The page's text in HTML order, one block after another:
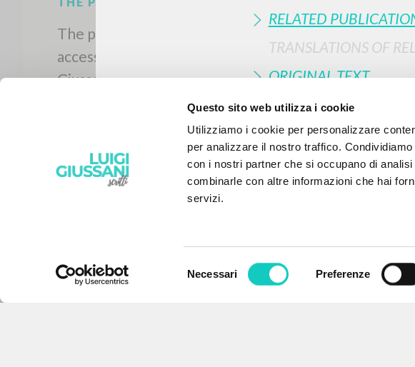
Questo sito web utilizza i cookie
Utilizziamo i cookie per personalizzare
per analizzare il nostro traffico.
con i nostri partner che si occupano di
combinarle con altre informazioni che hai
servizi.
Necessari Preferenze
RELATED
TRANSLATIONS OF
ORIGINAL TEXT
NAMES
THE PROJECT